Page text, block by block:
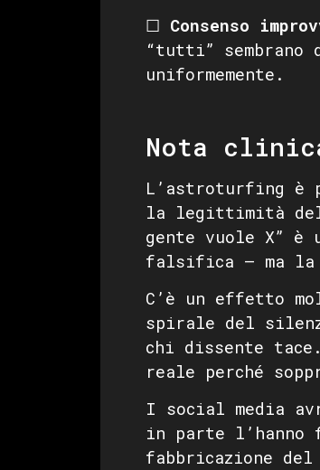
☐ Consenso
“tutti”
uniformemente.
Nota
L’astroturfing è
la legittimità
gente vuole X” è
falsifica — ma
C’è un effetto
spirale del
chi dissente
reale perché
I social media
in parte l’hanno
fabbricazione